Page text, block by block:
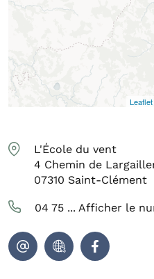
Leaflet
L'École du vent
4 Chemin de
07310 Saint-Clément
04 75 ... Afficher le